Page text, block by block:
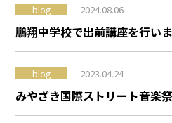
blog 2024.08.06
鵬翔中学校で出前講座を行い
blog 2023.04.24
みやざき国際ストリート音楽